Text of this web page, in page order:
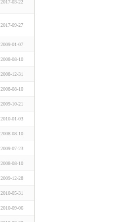
2017-03-22
2017-09-27
2009-01-07
2008-08-10
2008-12-31
2008-08-10
2009-10-21
2010-01-03
2008-08-10
2009-07-23
2008-08-10
2009-12-28
2010-05-31
2010-09-06